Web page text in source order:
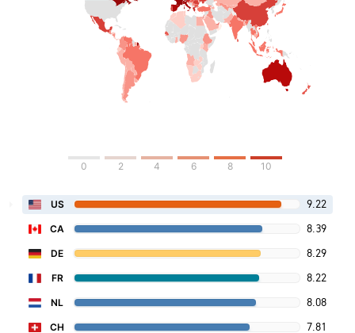
0 2 4 6 8 10
US 9.22
CA 8.39
DE 8.29
FR 8.22
NL 8.08
CH 7.81